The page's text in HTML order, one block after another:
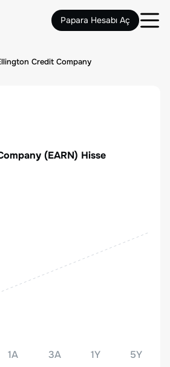
Papara Hesabı Aç
Credit Company
(EARN) Hisse
1A 3A 1Y 5Y